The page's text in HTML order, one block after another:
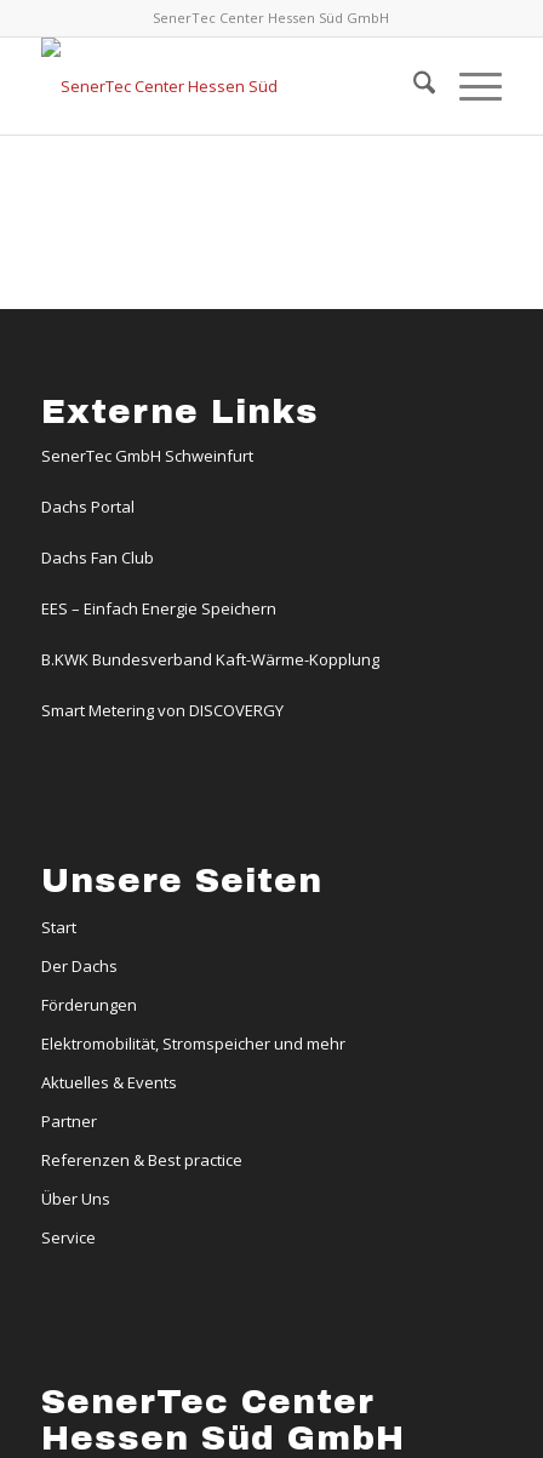
SenerTec Center Hessen Süd GmbH
Externe Links
SenerTec GmbH Schweinfurt
Dachs Portal
Dachs Fan Club
EES – Einfach Energie Speichern
B.KWK Bundesverband Kaft-Wärme-Kopplung
Smart Metering von DISCOVERGY
Unsere Seiten
Start
Der Dachs
Förderungen
Elektromobilität, Stromspeicher und mehr
Aktuelles & Events
Partner
Referenzen & Best practice
Über Uns
Service
SenerTec Center
Hessen Süd GmbH